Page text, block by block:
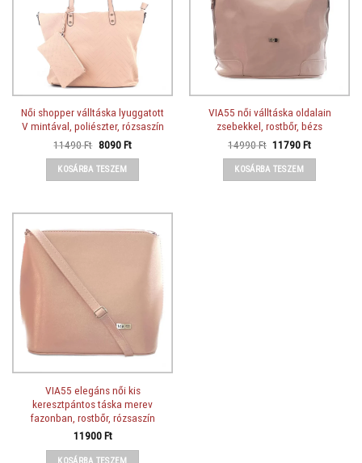
Női shopper válltáska lyuggatott
V mintával, poliészter, rózsaszín
11490Ft Original
was:
11490 Ft.
8090FtCurrent
KOSÁRBA TESZEM
VIA55 női válltáska oldalain
zsebekkel, rostbőr, bézs
14990Ft Original
was:
14990 Ft.
11790FtCurrent
KOSÁRBA TESZEM
VIA55 elegáns női kis
keresztpántos táska merev
fazonban, rostbőr, rózsaszín
11900Ft